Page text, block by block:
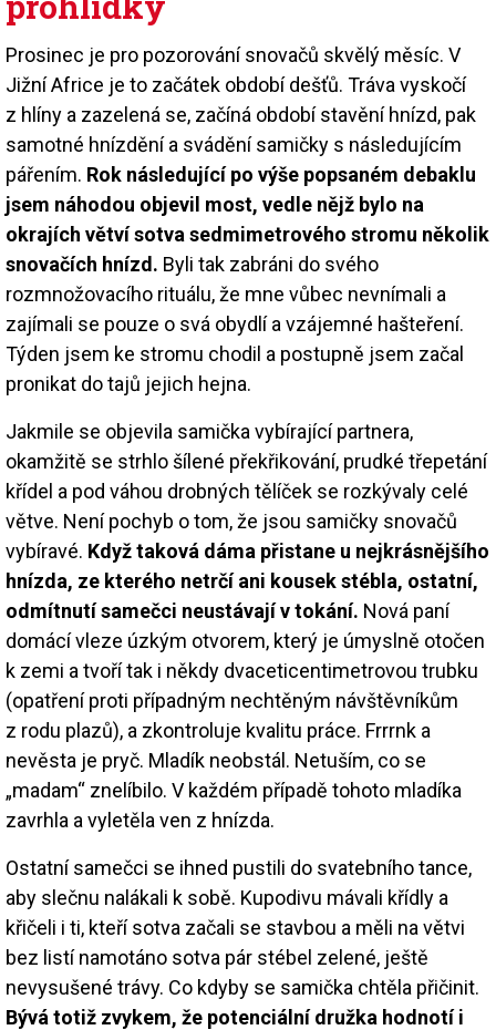
Prosinec je pro pozorování snovačů skvělý měsíc. V
Jižní Africe je to začátek období dešťů. Tráva vyskočí
z hlíny a zazelená se, začíná období stavění hnízd, pak
samotné hnízdění a svádění samičky s následujícím
pářením. Rok následující po výše popsaném debaklu
jsem náhodou objevil most, vedle nějž bylo na
okrajích větví sotva sedmimetrového stromu několik
snovačích hnízd. Byli tak zabráni do svého
rozmnožovacího rituálu, že mne vůbec nevnímali a
zajímali se pouze o svá obydlí a vzájemné hašteření.
Týden jsem ke stromu chodil a postupně jsem začal
pronikat do tajů jejich hejna.
Jakmile se objevila samička vybírající partnera,
okamžitě se strhlo šílené překřikování, prudké třepetání
křídel a pod váhou drobných tělíček se rozkývaly celé
větve. Není pochyb o tom, že jsou samičky snovačů
vybíravé. Když taková dáma přistane u nejkrásnějšího
hnízda, ze kterého netrčí ani kousek stébla, ostatní,
odmítnutí samečci neustávají v tokání. Nová paní
domácí vleze úzkým otvorem, který je úmyslně otočen
k zemi a tvoří tak i někdy dvaceticentimetrovou trubku
(opatření proti případným nechtěným návštěvníkům
z rodu plazů), a zkontroluje kvalitu práce. Frrrnk a
nevěsta je pryč. Mladík neobstál. Netuším, co se
„madam“ znelíbilo. V každém případě tohoto mladíka
zavrhla a vyletěla ven z hnízda.
Ostatní samečci se ihned pustili do svatebního tance,
aby slečnu nalákali k sobě. Kupodivu mávali křídly a
křičeli i ti, kteří sotva začali se stavbou a měli na větvi
bez listí namotáno sotva pár stébel zelené, ještě
nevysušené trávy. Co kdyby se samička chtěla přičinit.
Bývá totiž zvykem, že potenciální družka hodnotí i